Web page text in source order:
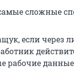
сложные
если через
рабочие